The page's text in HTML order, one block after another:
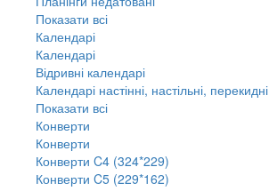
Показати всі
Календарі
Календарі
Відривні календарі
Календарі настінні, настільні, перекидні
Показати всі
Конверти
Конверти
Конверти C4 (324*229)
Конверти C5 (229*162)